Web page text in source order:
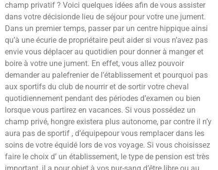
champ privatif ? Voici quelques idées afin de vous assister
dans votre décisionde lieu de séjour pour votre une jument.
Dans un premier temps, passer par un centre hippique ainsi
qu’à une écurie de propriétaire peut aider si vous n’avez pas
envie vous déplacer au quotidien pour donner à manger et
boire à votre une jument. En effet, vous allez pouvoir
demander au palefrenier de l’établissement et pourquoi pas
aux sportifs du club de nourrir et de sortir votre cheval
quotidiennement pendant des périodes d’examen ou bien
lorsque vous partirez en vacances. Si vous possédez un
champ privé, hongre existera plus autonome, par contre il n’y
aura pas de sportif , d’équipepour vous remplacer dans les
soins de votre équidé lors de vos voyage. Si vous choisissez
faire le choix d’ un établissement, le type de pension est très